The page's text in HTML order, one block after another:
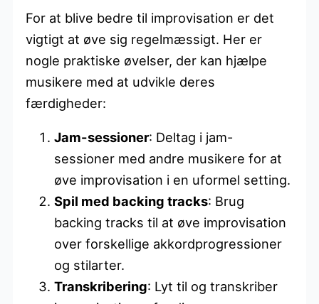
For at blive bedre til improvisation er det
vigtigt at øve sig regelmæssigt. Her er
nogle praktiske øvelser, der kan hjælpe
musikere med at udvikle deres
færdigheder:
Jam-sessioner: Deltag i jam-
sessioner med andre musikere for at
øve improvisation i en uformel setting.
Spil med backing tracks: Brug
backing tracks til at øve improvisation
over forskellige akkordprogressioner
og stilarter.
Transkribering: Lyt til og transkriber